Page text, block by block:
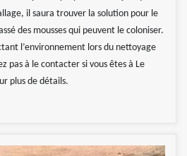
il saura trouver la solution pour le
des mousses qui peuvent le coloniser.
l’environnement lors du nettoyage
pas à le contacter si vous êtes à Le
plus de détails.